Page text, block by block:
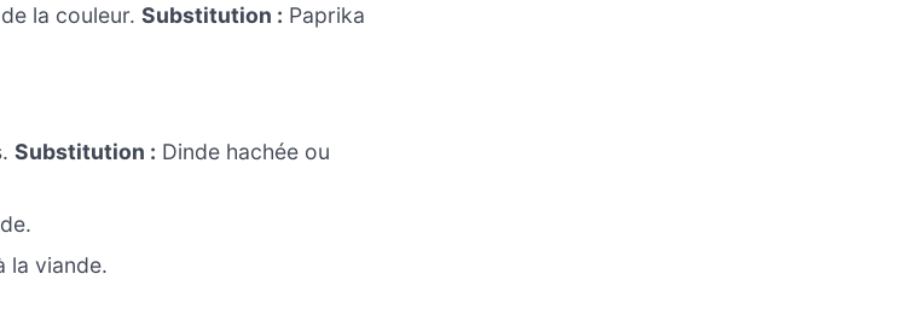
la couleur.Substitution : Paprika
Substitution : Dinde hachée ou
la viande.